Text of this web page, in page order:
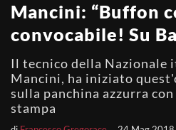
Mancini: “Buffon
convocabile! Su
Il tecnico della Nazionale
Mancini, ha iniziato
sulla panchina azzurra
stampa